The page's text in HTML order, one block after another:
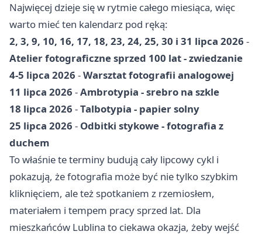
Najwięcej dzieje się w rytmie całego miesiąca, więc
warto mieć ten kalendarz pod ręką:
2, 3, 9, 10, 16, 17, 18, 23, 24, 25, 30 i 31 lipca 2026 -
Atelier fotograficzne sprzed 100 lat - zwiedzanie
4-5 lipca 2026 -Warsztat fotografii analogowej
11 lipca 2026 -Ambrotypia - srebro na szkle
18 lipca 2026 -Talbotypia - papier solny
25 lipca 2026 - Odbitki stykowe - fotografia z
duchem
To właśnie te terminy budują cały lipcowy cykl i
pokazują, że fotografia może być nie tylko szybkim
kliknięciem, ale też spotkaniem z rzemiosłem,
materiałem i tempem pracy sprzed lat. Dla
mieszkańców Lublina to ciekawa okazja, żeby wejść